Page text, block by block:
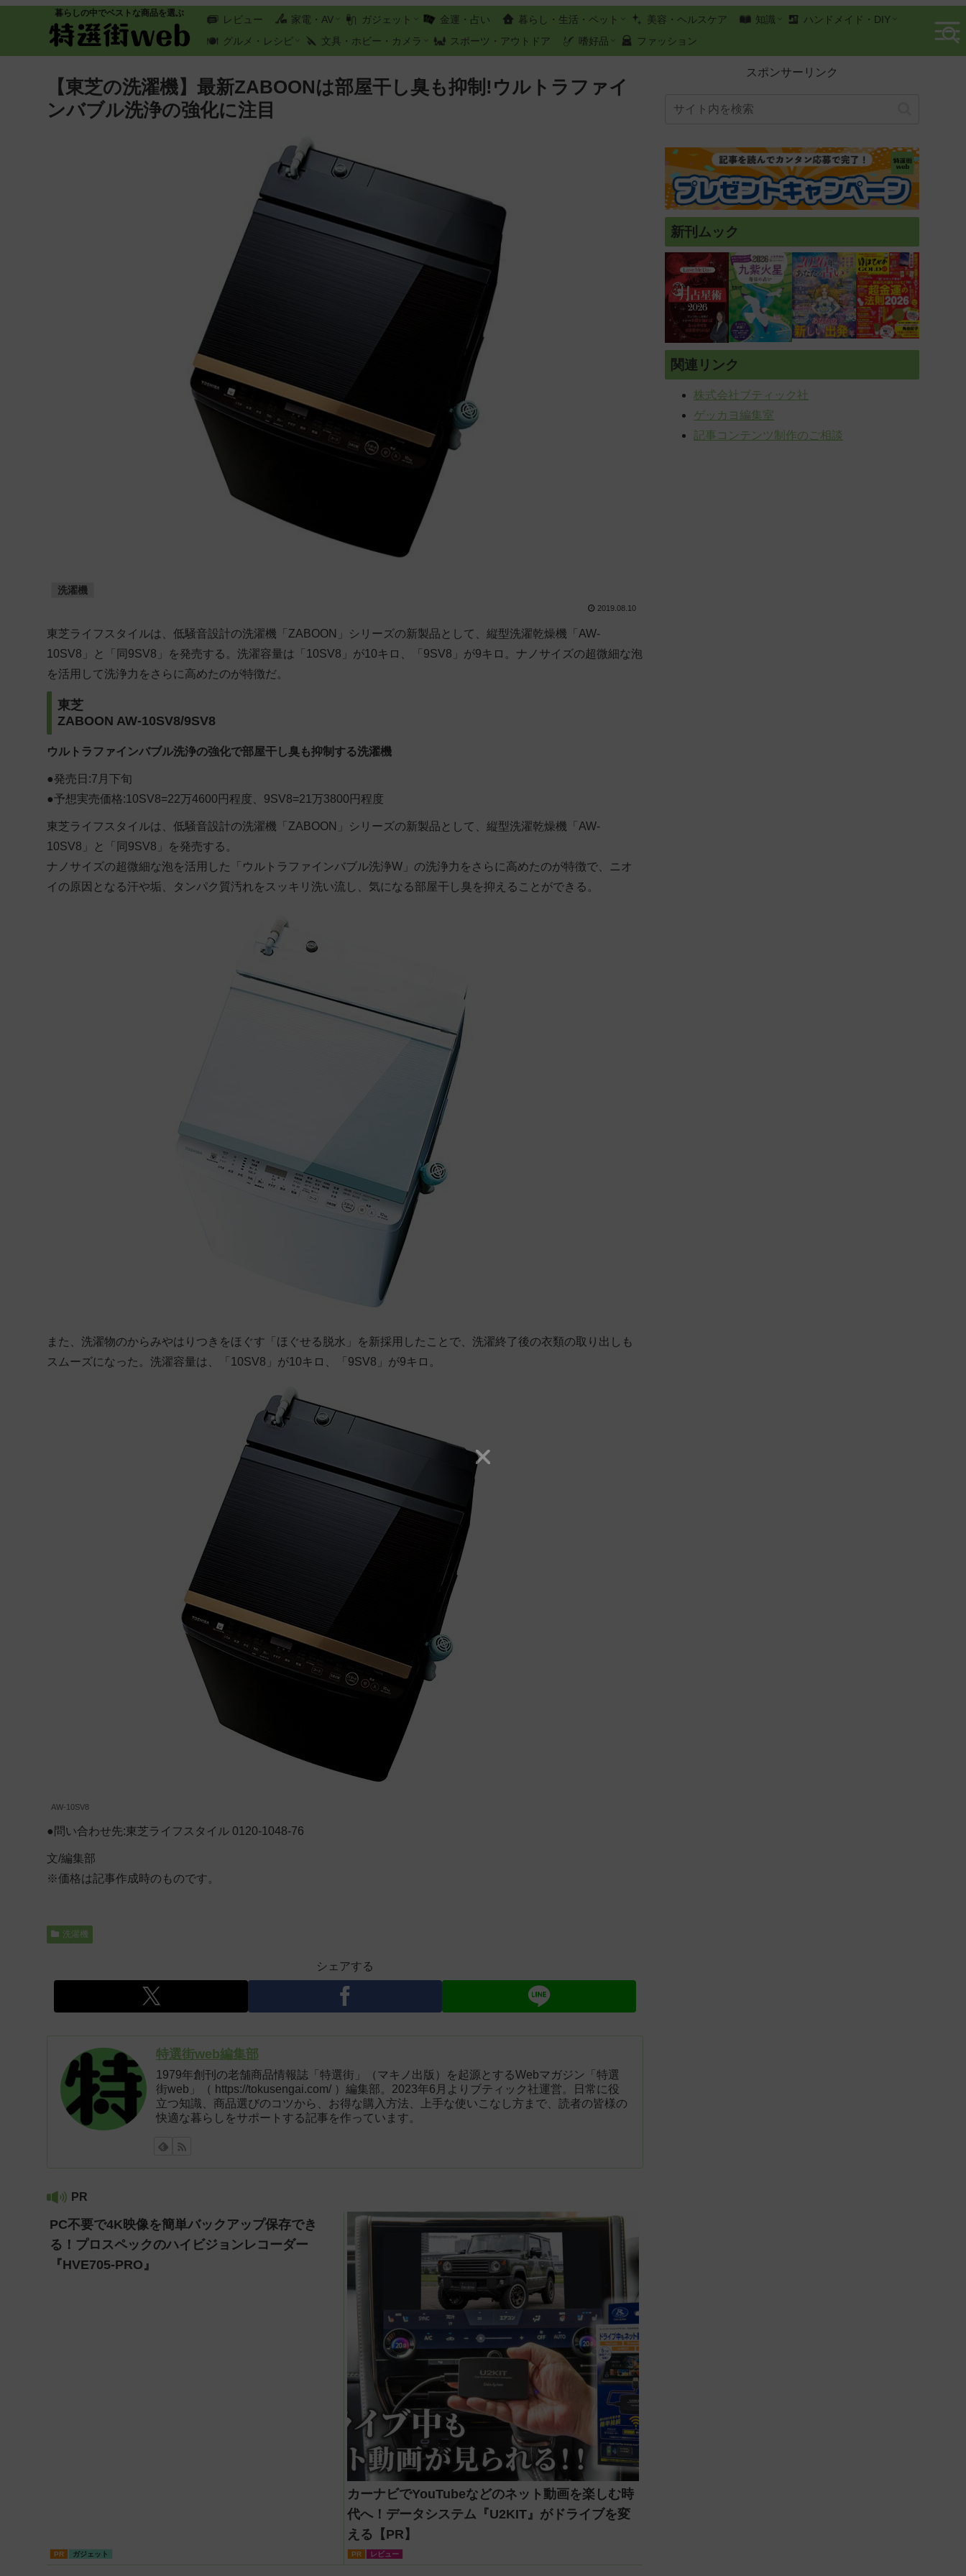
暮らしの中でベストな商品を選ぶ
レビュー 家電・AV ガジェット 金運・占い 暮らし・生活・ペット 美容・ヘルスケア 知識
ハンドメイド・DIY
グルメ・レシピ
文具・ホビー・カメラ スポーツ・アウトドア 嗜好品 ファッション
【東芝の洗濯機】最新ZABOONは部屋干し臭も抑制!ウルトラファイ
ンバブル洗浄の強化に注目
洗濯機
2019.08.10
東芝ライフスタイルは、低騒音設計の洗濯機「ZABOON」シリーズの新製品として、縦型洗濯乾燥機「AW-
10SV8」と「同9SV8」を発売する。洗濯容量は「10SV8」が10キロ、「9SV8」が9キロ。ナノサイズの超微細な泡
を活用して洗浄力をさらに高めたのが特徴だ。
東芝
ZABOON AW-10SV8/9SV8
ウルトラファインバブル洗浄の強化で部屋干し臭も抑制する洗濯機
●発売日:7月下旬
●予想実売価格:10SV8=22万4600円程度、9SV8=21万3800円程度
東芝ライフスタイルは、低騒音設計の洗濯機「ZABOON」シリーズの新製品として、縦型洗濯乾燥機「AW-
10SV8」と「同9SV8」を発売する。
ナノサイズの超微細な泡を活用した「ウルトラファインバブル洗浄W」の洗浄力をさらに高めたのが特徴で、ニオ
イの原因となる汗や垢、タンパク質汚れをスッキリ洗い流し、気になる部屋干し臭を抑えることができる。
また、洗濯物のからみやはりつきをほぐす「ほぐせる脱水」を新採用したことで、洗濯終了後の衣類の取り出しも
スムーズになった。洗濯容量は、「10SV8」が10キロ、「9SV8」が9キロ。
AW-10SV8
●問い合わせ先:東芝ライフスタイル 0120-1048-76
文/編集部
※価格は記事作成時のものです。
洗濯機
シェアする
特選街web編集部
1979年創刊の老舗商品情報誌「特選街」（マキノ出版）を起源とするWebマガジン「特選
街web」（ https://tokusengai.com/ ）編集部。2023年6月よりブティック社運営。日常に役
立つ知識、商品選びのコツから、お得な購入方法、上手な使いこなし方まで、読者の皆様の
快適な暮らしをサポートする記事を作っています。
PR
PC不要で4K映像を簡単バックアップ保存でき
る！プロスペックのハイビジョンレコーダー
『HVE705-PRO』
PR ガジェット
カーナビでYouTubeなどのネット動画を楽しむ時
代へ！データシステム『U2KIT』がドライブを変
える【PR】
PR レビュー
スポンサーリンク
新刊ムック
関連リンク
株式会社ブティック社
ゲッカヨ編集室
記事コンテンツ制作のご相談